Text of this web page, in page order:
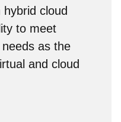
cloud
to meet
as the
and cloud